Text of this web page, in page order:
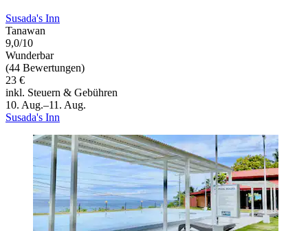
Susada's Inn
Tanawan
9,0/10
Wunderbar
(44 Bewertungen)
23 €
inkl. Steuern & Gebühren
10. Aug.–11. Aug.
Susada's Inn